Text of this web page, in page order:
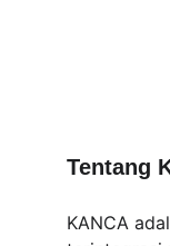
Tentang
KANCA